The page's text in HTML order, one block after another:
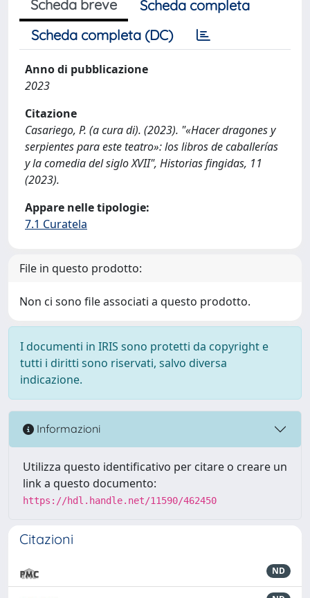
Scheda breve
Scheda completa
Scheda completa (DC)
Anno di pubblicazione
2023
Citazione
Casariego, P. (a cura di). (2023). "«Hacer dragones y
serpientes para este teatro»: los libros de caballerías
y la comedia del siglo XVII", Historias fingidas, 11
(2023).
Appare nelle tipologie:
7.1 Curatela
File in questo prodotto:
Non ci sono file associati a questo prodotto.
I documenti in IRIS sono protetti da copyright e
tutti i diritti sono riservati, salvo diversa
indicazione.
Informazioni
Utilizza questo identificativo per citare o creare un
link a questo documento:
https://hdl.handle.net/11590/462450
Citazioni
ND